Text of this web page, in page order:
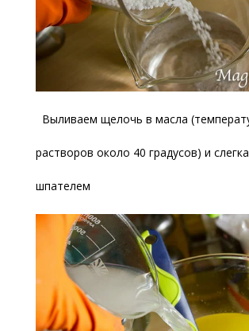
Выливаем щелочь в масла
растворов около 40 градусов) и
шпателем